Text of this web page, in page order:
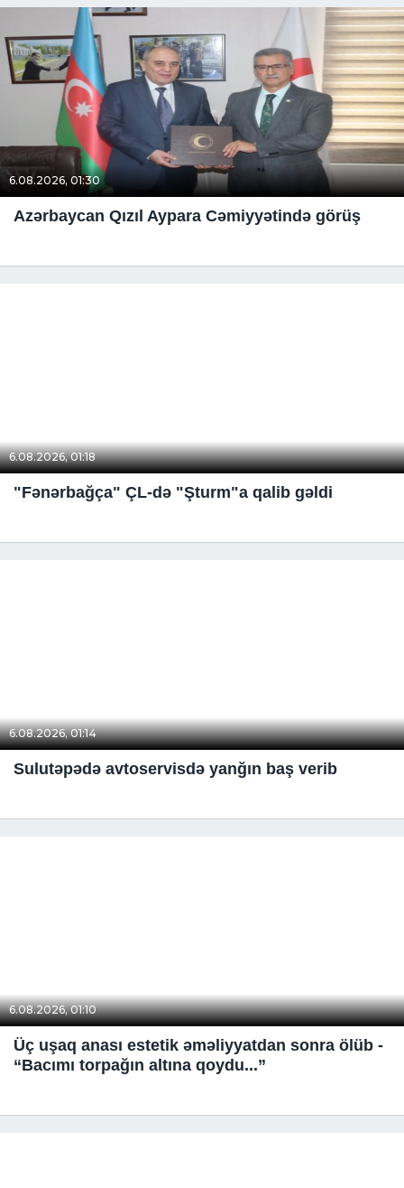
6.08.2026, 01:30
Azərbaycan Qızıl Aypara Cəmiyyətində görüş
6.08.2026, 01:18
"Fənərbağça" ÇL-də "Şturm"a qalib gəldi
6.08.2026, 01:14
Sulutəpədə avtoservisdə yanğın baş verib
6.08.2026, 01:10
Üç uşaq anası estetik əməliyyatdan sonra ölüb -
“Bacımı torpağın altına qoydu...”